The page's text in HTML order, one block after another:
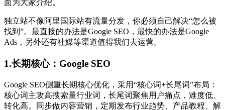
面为大家介绍。
独立站不像阿里国际站有流量分发，你必须自己解决“怎么被
找到”。最直接的办法是Google SEO，最快的办法是Google
Ads，另外还有社媒等渠道值得我们去运营。
1.长期核心：Google SEO
Google SEO侧重长期核心优化，采用“核心词+长尾词”布局：
核心词主攻高搜索量行业词，长尾词聚焦用户痛点，难度低、
转化高。同步做内容营销，定期发布行业趋势、产品教程、解